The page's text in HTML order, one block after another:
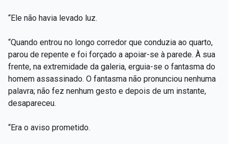
“Ele não havia levado luz.
“Quando entrou no longo corredor que conduzia ao quarto,
parou de repente e foi forçado a apoiar-se à parede. À sua
frente, na extremidade da galeria, erguia-se o fantasma do
homem assassinado. O fantasma não pronunciou nenhuma
palavra; não fez nenhum gesto e depois de um instante,
desapareceu.
“Era o aviso prometido.